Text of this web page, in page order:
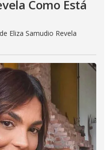
Como Está
Eliza Samudio Revela